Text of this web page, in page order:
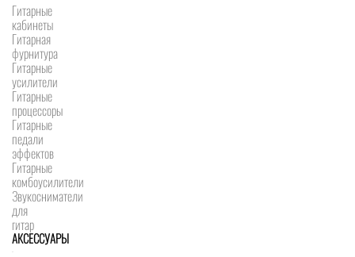
Гитарные
кабинеты
Гитарная
фурнитура
Гитарные
усилители
Гитарные
процессоры
Гитарные
педали
эффектов
Гитарные
комбоусилители
Звукосниматели
для
гитар
АКСЕССУАРЫ